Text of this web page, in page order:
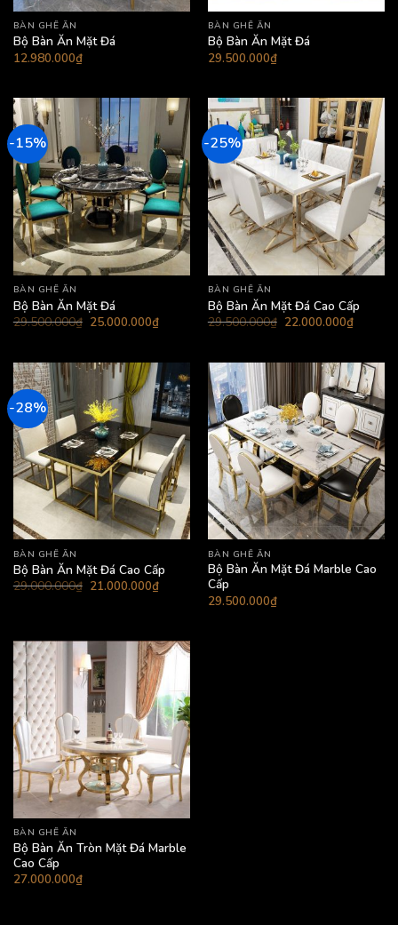
BÀN GHẾ ĂN
Bộ Bàn Ăn Mặt Đá
12.980.000₫
BÀN GHẾ ĂN
Bộ Bàn Ăn Mặt Đá
29.500.000₫
-15%
BÀN GHẾ ĂN
Bộ Bàn Ăn Mặt Đá
29.500.000₫ Giá
25.000.000₫Giá
hiện
25.000.000₫.
-25%
BÀN GHẾ ĂN
Bộ Bàn Ăn Mặt Đá Cao Cấp
29.500.000₫ Giá
22.000.000₫Giá
hiện
-28%
BÀN GHẾ ĂN
Bộ Bàn Ăn Mặt Đá Cao Cấp
29.000.000₫ Giá
21.000.000₫Giá
hiện
BÀN GHẾ ĂN
Bộ Bàn Ăn Mặt Đá Marble Cao
Cấp
29.500.000₫
BÀN GHẾ ĂN
Bộ Bàn Ăn Tròn Mặt Đá Marble
Cao Cấp
27.000.000₫